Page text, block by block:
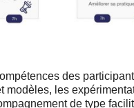
des
les
de type